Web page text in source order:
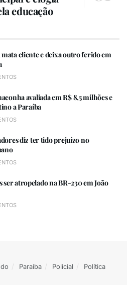
educação
cliente e deixa outro ferido em
avaliada em R$ 8,5 milhões e
a Paraíba
diz ter tido prejuízo no
atropelado na BR-230 em João
Paraíba Policial Política